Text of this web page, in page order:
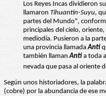
Los Reyes Incas dividieron
llamaron Tihuantin-Suyu,
partes del Mundo",
principales del cielo,
mediodía. Pusieron a la
una provincia llamadaAnti
también llamanAnti a toda
nevada que pasa al oriente
Según unos historiadores, la
(cobre) por la abundancia de ese